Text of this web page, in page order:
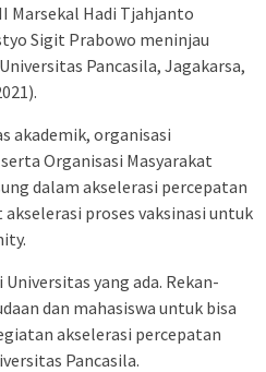
Marsekal Hadi Tjahjanto
Sigit Prabowo meninjau
Pancasila, Jagakarsa,
akademik, organisasi
Organisasi Masyarakat
dalam akselerasi percepatan
proses vaksinasi untuk
yang ada. Rekan-
dan mahasiswa untuk bisa
akselerasi percepatan
Pancasila.